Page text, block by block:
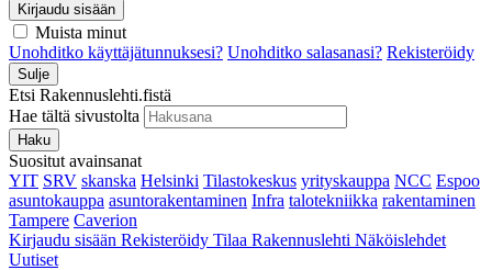
Kirjaudu sisään
Muista minut
Unohditko käyttäjätunnuksesi? Unohditko salasanasi? Rekisteröidy
Sulje
Etsi Rakennuslehti.fistä
Hae tältä sivustolta
Haku
Suositut avainsanat
YIT SRV skanska Helsinki Tilastokeskus yrityskauppa NCC Espoo
asuntokauppa asuntorakentaminen Infra talotekniikka rakentaminen
Tampere Caverion
Kirjaudu sisään Rekisteröidy Tilaa Rakennuslehti Näköislehdet
Uutiset